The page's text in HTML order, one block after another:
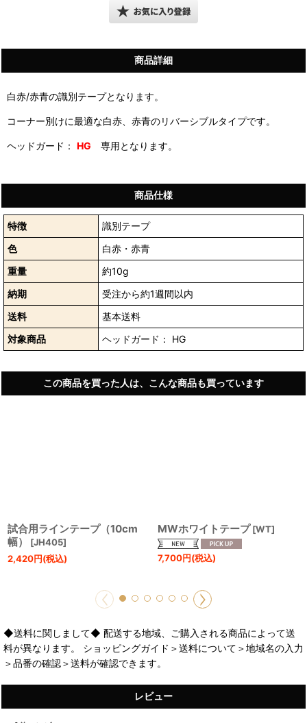
商品詳細
白赤/赤青の識別テープとなります。
コーナー別けに最適な白赤、赤青のリバーシブルタイプです。
ヘッドガード： HG 専用となります。
商品仕様
特徴
識別テープ
色
白赤・赤青
重量
約10g
納期
受注から約1週間以内
送料
基本送料
対象商品
ヘッドガード： HG
この商品を買った人は、こんな商品も買っています
試合用ラインテープ（10cm
幅）
[JH405]
2,420円(税込)
MWホワイトテープ [WT]
7,700円(税込)
◆送料に関しまして◆ 配送する地域、ご購入される商品によって送
料が異なります。 ショッピングガイド＞送料について＞地域名の入力
＞品番の確認＞送料が確認できます。
レビュー